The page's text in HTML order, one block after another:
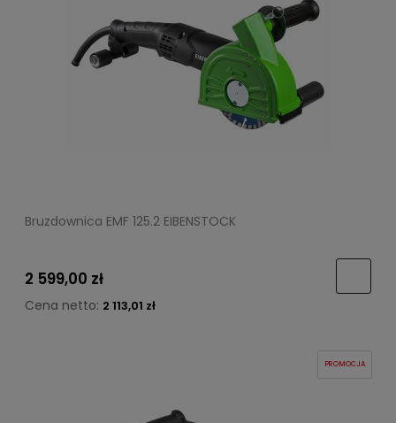
Bruzdownica EMF 125.2 EIBENSTOCK
2 599,00 zł
Cena netto: 2 113,01 zł
PROMOCJA